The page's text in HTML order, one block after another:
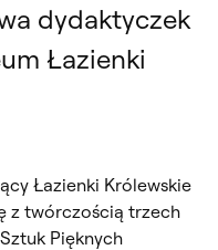
dydaktyczek
Łazienki
Łazienki Królewskie
z twórczością trzech
Pięknych